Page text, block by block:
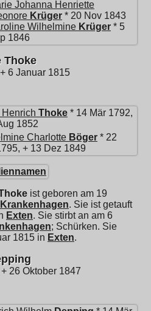
Johanna Henriette
Krüger * 20 Nov 1843
Wilhelmine Krüger * 5
1846
Thoke
6 Januar 1815
Thoke * 14 Mär 1792,
1852
Charlotte Böger * 22
+ 13 Dez 1849
ist geboren am 19
Krankenhagen. Sie ist getauft
Exten. Sie stirbt an am 6
; Schürken. Sie
1815 in Exten.
26 Oktober 1847